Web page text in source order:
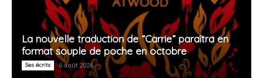
La nouvelle traduction de “Carrie” paraîtra en
format souple de poche en octobre
Ses écrits 6 août 2026